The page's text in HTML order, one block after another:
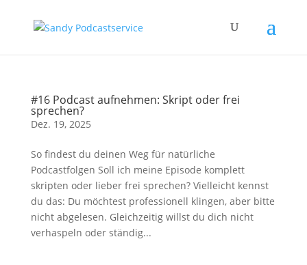
#16 Podcast aufnehmen: Skript oder frei
sprechen?
Dez. 19, 2025
So findest du deinen Weg für natürliche
Podcastfolgen Soll ich meine Episode komplett
skripten oder lieber frei sprechen? Vielleicht kennst
du das: Du möchtest professionell klingen, aber bitte
nicht abgelesen. Gleichzeitig willst du dich nicht
verhaspeln oder ständig...